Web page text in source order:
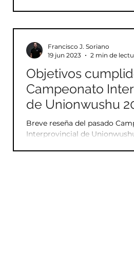
Yi Lu Song Jin
Objetivos
Campeonato
de Unionwushu
Breve reseña del pasado
Interprovincial de
Francisco J. Soriano
19 jun 2023
2 min de